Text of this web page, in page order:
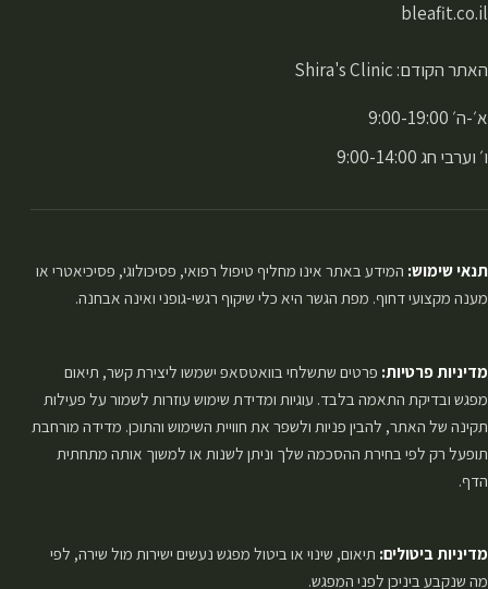
bleafit.co.il
האתר הקודם: Shira's Clinic
א׳-ה׳ 9:00-19:00
ו׳ וערבי חג 9:00-14:00
תנאי שימוש: המידע באתר אינו מחליף טיפול רפואי, פסיכולוגי, פסיכיאטרי או
מענה מקצועי דחוף. מפת הגשר היא כלי שיקוף רגשי-גופני ואינה אבחנה.
מדיניות פרטיות: פרטים שתשלחי בוואטסאפ ישמשו ליצירת קשר, תיאום
מפגש ובדיקת התאמה בלבד. עוגיות ומדידת שימוש עוזרות לשמור על פעילות
תקינה של האתר, להבין פניות ולשפר את חוויית השימוש והתוכן. מדידה מורחבת
תופעל רק לפי בחירת ההסכמה שלך וניתן לשנות או למשוך אותה מתחתית
הדף.
מדיניות ביטולים: תיאום, שינוי או ביטול מפגש נעשים ישירות מול שירה, לפי
מה שנקבע ביניכן לפני המפגש.